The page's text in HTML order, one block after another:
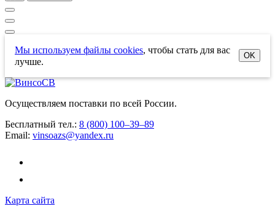
Мы используем файлы cookies, чтобы стать для вас
лучше.
OK
Осуществляем поставки по всей России.
Бесплатный тел.: 8 (800) 100–39–89
Email: vinsoazs@yandex.ru
Карта сайта